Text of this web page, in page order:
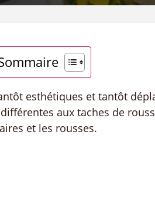
esthétiques et tantôt
aux taches de
et les rousses.